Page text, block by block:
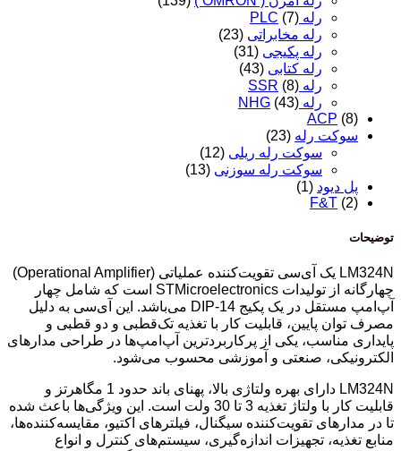
رله PLC (7)
رله مخابراتی (23)
رله پکیجی (31)
رله کتابی (43)
رله SSR (8)
رله NHG (43)
ACP (8)
سوکت رله (23)
سوکت رله ریلی (12)
سوکت رله سوزنی (13)
پل دیود (1)
F&T (2)
توضیحات
LM324N یک آی‌سی تقویت‌کننده عملیاتی (Operational Amplifier)
چهارگانه از تولیدات STMicroelectronics است که شامل چهار
آپ‌امپ مستقل در یک پکیج DIP-14 می‌باشد. این آی‌سی به دلیل
مصرف توان پایین، قابلیت کار با تغذیه تک‌قطبی و دو قطبی و
پایداری مناسب، یکی از پرکاربردترین آپ‌امپ‌ها در طراحی مدارهای
الکترونیکی، صنعتی و آموزشی محسوب می‌شود.
LM324N دارای بهره ولتاژی بالا، پهنای باند حدود 1 مگاهرتز و
قابلیت کار با ولتاژ تغذیه 3 تا 30 ولت است. این ویژگی‌ها باعث شده
تا در مدارهای تقویت‌کننده سیگنال، فیلترهای اکتیو، مقایسه‌کننده‌ها،
منابع تغذیه، تجهیزات اندازه‌گیری، سیستم‌های کنترل و انواع